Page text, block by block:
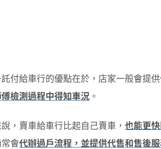
付給車行的優點在於，店家一般會提
檢測過程中得知車況 。
，賣車給車行比起自己賣車， 也能更快
會代辦過戶流程，並提供代售和售後